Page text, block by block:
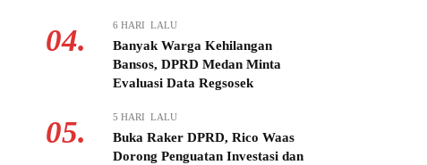
04. 6 HARI LALU
Banyak Warga Kehilangan
Bansos, DPRD Medan Minta
Evaluasi Data Regsosek
05. 5 HARI LALU
Buka Raker DPRD, Rico Waas
Dorong Penguatan Investasi dan